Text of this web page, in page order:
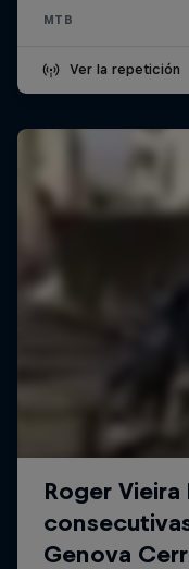
MTB
Ver la repetición